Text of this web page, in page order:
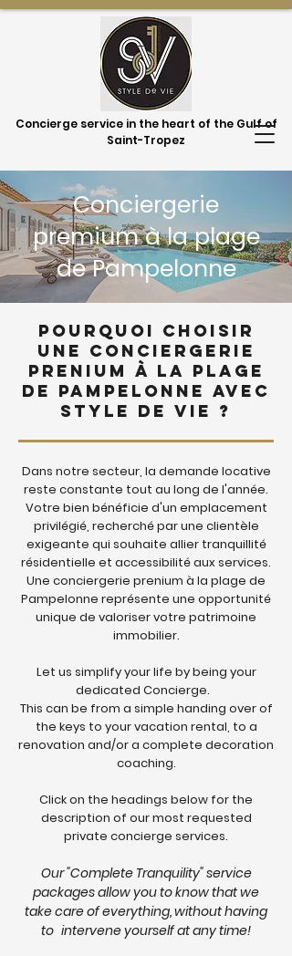
Concierge service in the heart of the Gulf of
Saint-Tropez
Conciergerie
premium à la plage
de Pampelonne
Pourquoi choisir
une conciergerie
prenium à la plage
de Pampelonne avec
Style de Vie ?
Dans notre secteur, la demande locative
reste constante tout au long de l'année.
Votre bien bénéficie d'un emplacement
privilégié, recherché par une clientèle
exigeante qui souhaite allier tranquillité
résidentielle et accessibilité aux services.
Une conciergerie prenium à la plage de
Pampelonne représente une opportunité
unique de valoriser votre patrimoine
immobilier.
Let us simplify your life by being your
dedicated Concierge.
This can be from a simple handing over of
the keys to your vacation rental, to a
renovation and/or a complete decoration
coaching.
Click on the headings below for the
description of our most requested
private concierge services.
Our "Complete Tranquility" service
packages allow you to know that we
take care of everything, without having
to intervene yourself at any time!